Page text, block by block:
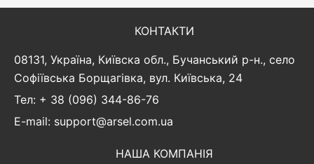
КОНТАКТИ
08131, Україна, Київска обл., Бучанський р-н., село
Софіївська Борщагівка, вул. Київська, 24
Тел: + 38 (096) 344-86-76
E-mail: support@arsel.com.ua
НАША КОМПАНІЯ